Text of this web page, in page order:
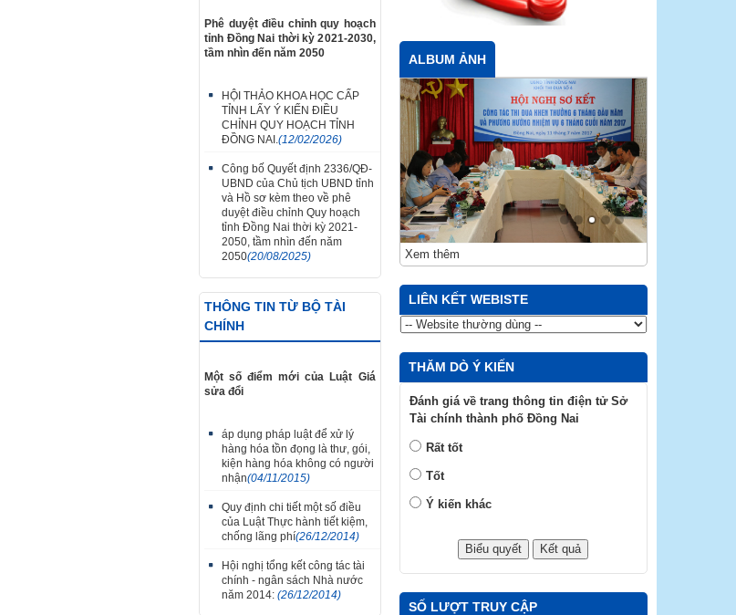
Phê duyệt điều chỉnh quy hoạch
tỉnh Đồng Nai thời kỳ 2021-2030,
tầm nhìn đến năm 2050
HỘI THẢO KHOA HỌC CẤP
TỈNH LẤY Ý KIẾN ĐIỀU
CHỈNH QUY HOẠCH TỈNH
ĐỒNG NAI.(12/02/2026)
Công bố Quyết định 2336/QĐ-
UBND của Chủ tịch UBND tỉnh
và Hồ sơ kèm theo về phê
duyệt điều chỉnh Quy hoạch
tỉnh Đồng Nai thời kỳ 2021-
2050, tầm nhìn đến năm
2050(20/08/2025)
THÔNG TIN TỪ BỘ TÀI
CHÍNH
Một số điểm mới của Luật Giá
sửa đổi
áp dụng pháp luật để xử lý
hàng hóa tồn đọng là thư, gói,
kiện hàng hóa không có người
nhận(04/11/2015)
Quy định chi tiết một số điều
của Luật Thực hành tiết kiệm,
chống lãng phí(26/12/2014)
Hội nghị tổng kết công tác tài
chính - ngân sách Nhà nước
năm 2014:(26/12/2014)
ALBUM ẢNH
Xem thêm
LIÊN KẾT WEBISTE
THĂM DÒ Ý KIẾN
Đánh giá về trang thông tin điện tử Sở
Tài chính thành phố Đồng Nai
Rất tốt
Tốt
Ý kiến khác
SỐ LƯỢT TRUY CẬP